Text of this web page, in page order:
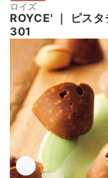
ロイズ
ROYCE' ｜ ピス
301